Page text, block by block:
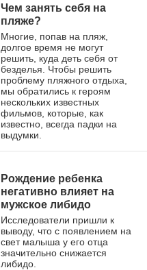
Чем занять себя на
пляже?
Многие, попав на пляж,
долгое время не могут
решить, куда деть себя от
безделья. Чтобы решить
проблему пляжного отдыха,
мы обратились к героям
нескольких известных
фильмов, которые, как
известно, всегда падки на
выдумки.
Рождение ребенка
негативно влияет на
мужское либидо
Исследователи пришли к
выводу, что с появлением на
свет малыша у его отца
значительно снижается
либидо.